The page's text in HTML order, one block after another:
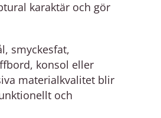
karaktär och gör
smyckesfat,
konsol eller
materialkvalitet blir
och